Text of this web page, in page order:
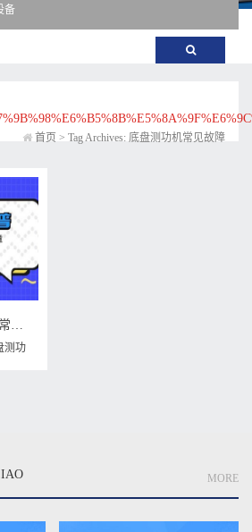
备
首页 > Tag Archives: 底盘测功机常见故障
威格仪器-底盘测功机常见故障
测功
MORE